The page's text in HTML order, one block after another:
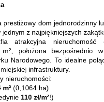
prestiżowy dom jednorodzinny
z najpiękniejszych
atrakcyjna nieruchomość
położona bezpośrednio
Narodowego. To idealne
infrastruktury.
nieruchomości:
m² (0,1064 ha)
110 zł/m²!)